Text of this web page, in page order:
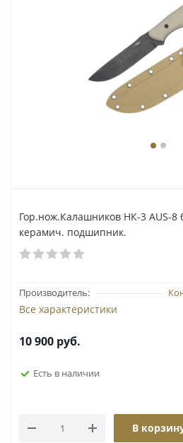
Гор.нож.Калашников НК-3 AUS-8
керамич. подшипник.
Производитель:
Все характеристики
10 900 руб.
Есть в наличии
В